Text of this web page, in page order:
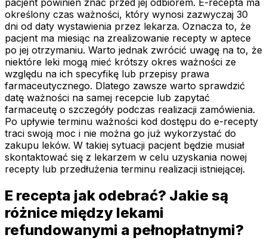
pacjent powinien znać przed jej odbiorem. E-recepta ma
określony czas ważności, który wynosi zazwyczaj 30
dni od daty wystawienia przez lekarza. Oznacza to, że
pacjent ma miesiąc na zrealizowanie recepty w aptece
po jej otrzymaniu. Warto jednak zwrócić uwagę na to, że
niektóre leki mogą mieć krótszy okres ważności ze
względu na ich specyfikę lub przepisy prawa
farmaceutycznego. Dlatego zawsze warto sprawdzić
datę ważności na samej recepcie lub zapytać
farmaceutę o szczegóły podczas realizacji zamówienia.
Po upływie terminu ważności kod dostępu do e-recepty
traci swoją moc i nie można go już wykorzystać do
zakupu leków. W takiej sytuacji pacjent będzie musiał
skontaktować się z lekarzem w celu uzyskania nowej
recepty lub przedłużenia terminu realizacji istniejącej.
E recepta jak odebrać? Jakie są
różnice między lekami
refundowanymi a pełnopłatnymi?